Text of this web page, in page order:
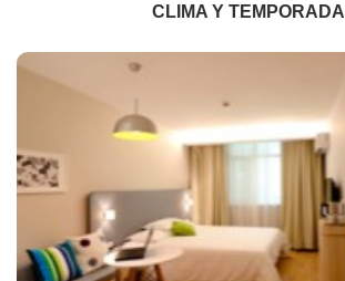
CLIMA Y TEMPORADA